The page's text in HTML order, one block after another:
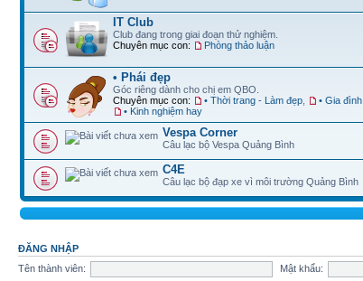
IT Club
Club đang trong giai đoạn thử nghiệm.
Chuyên mục con:
Phòng thảo luận
• Phái đẹp
Góc riêng dành cho chị em QBO.
Chuyên mục con:
• Thời trang - Làm đẹp • Gia đình
• Kinh nghiệm hay
Vespa Corner
Câu lạc bộ Vespa Quảng Bình
C4E
Câu lạc bộ đạp xe vì môi trường Quảng Bình
ĐĂNG NHẬP
Tên thành viên:
Mật khẩu: